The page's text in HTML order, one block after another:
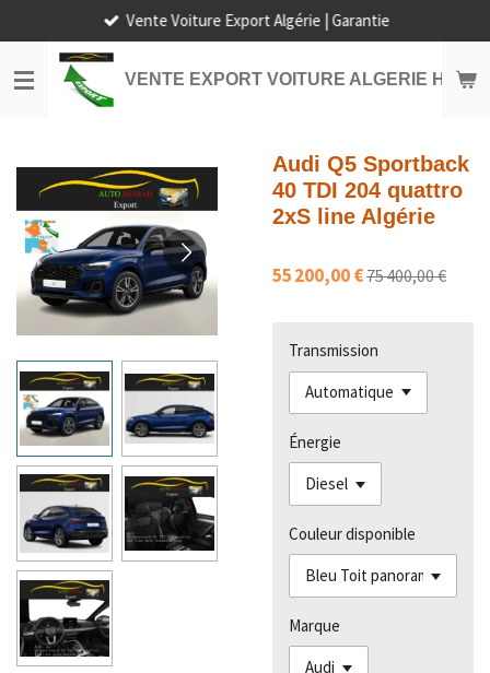
au
contenu
principal
VENTE EXPORT VOITURE ALGERIE HORS
Vente Voiture Export Algérie | Garantie
Audi Q5 Sportback
40 TDI 204 quattro
2xS line Algérie
55 200,00 €75 400,00 €
Transmission
Énergie
Couleur disponible
Marque